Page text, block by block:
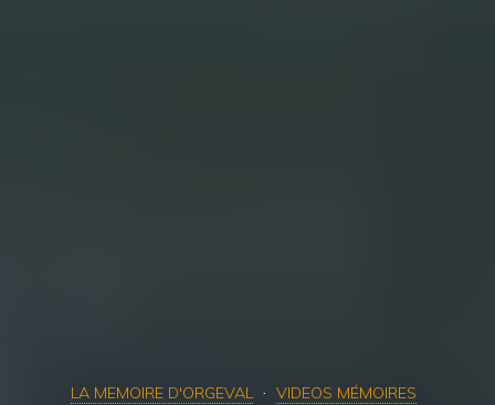
LA MEMOIRE D'ORGEVAL VIDEOS MÉMOIRES